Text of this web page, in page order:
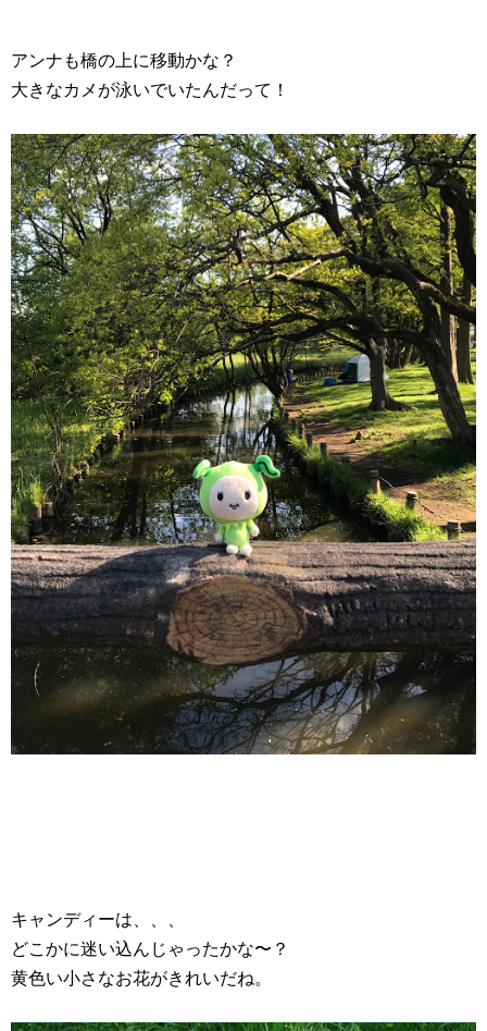
アンナも橋の上に移動かな？
大きなカメが泳いでいたんだって！
キャンディーは、、、
どこかに迷い込んじゃったかな〜？
黄色い小さなお花がきれいだね。